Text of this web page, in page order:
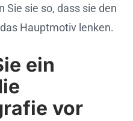
Sie sie so, dass sie den
Hauptmotiv lenken.
ein
vor